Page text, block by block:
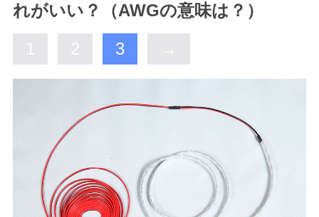
れがいい？（AWGの意味は？）
1
2 3 →